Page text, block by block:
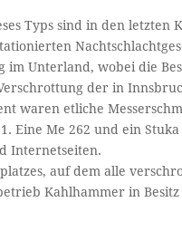
Typs sind in den letzten
Unterland, wobei die
der in
waren etliche
Eine Me 262 und ein
Internetseiten.
auf dem alle
Kahlhammer in Besitz